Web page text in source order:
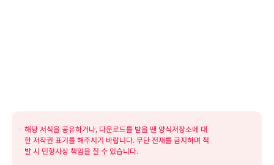
해당 서식을 공유하거나, 다운로드를 받을 땐 양식저장소에 대
한 저작권 표기를 해주시기 바랍니다. 무단 전재를 금지하며 적
발 시 민형사상 책임을 질 수 있습니다.